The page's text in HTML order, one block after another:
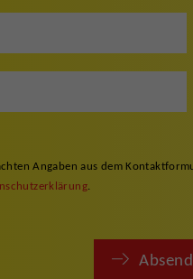
Angaben aus dem
.